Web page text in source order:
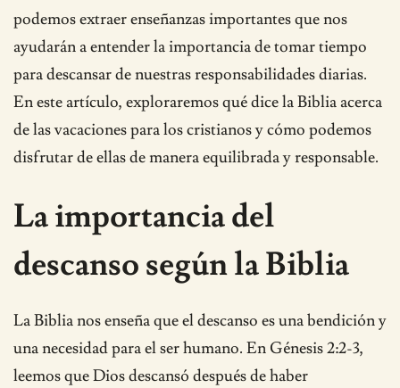
podemos extraer enseñanzas importantes que nos
ayudarán a entender la importancia de tomar tiempo
para descansar de nuestras responsabilidades diarias.
En este artículo, exploraremos qué dice la Biblia acerca
de las vacaciones para los cristianos y cómo podemos
disfrutar de ellas de manera equilibrada y responsable.
La importancia del
descanso según la Biblia
La Biblia nos enseña que el descanso es una bendición y
una necesidad para el ser humano. En Génesis 2:2-3,
leemos que Dios descansó después de haber